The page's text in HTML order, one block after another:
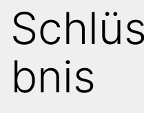
bnis